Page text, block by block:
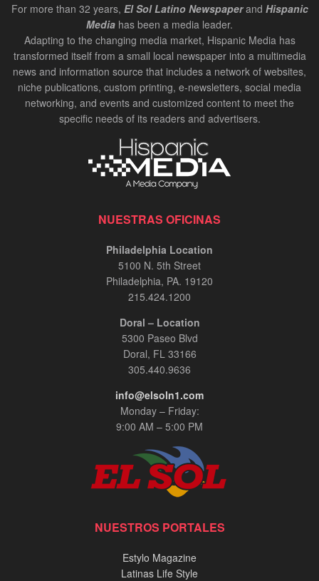
For more than 32 years, El Sol Latino Newspaperand Hispanic
Media has been a media leader.
Adapting to the changing media market, Hispanic Media has
transformed itself from a small local newspaper into a multimedia
news and information source that includes a network of websites,
niche publications, custom printing, e-newsletters, social media
networking, and events and customized content to meet the
specific needs of its readers and advertisers.
NUESTRAS OFICINAS
Philadelphia Location
5100 N. 5th Street
Philadelphia, PA. 19120
215.424.1200
Doral – Location
5300 Paseo Blvd
Doral, FL 33166
305.440.9636
info@elsoln1.com
Monday – Friday:
9:00 AM – 5:00 PM
NUESTROS PORTALES
Estylo Magazine
Latinas Life Style